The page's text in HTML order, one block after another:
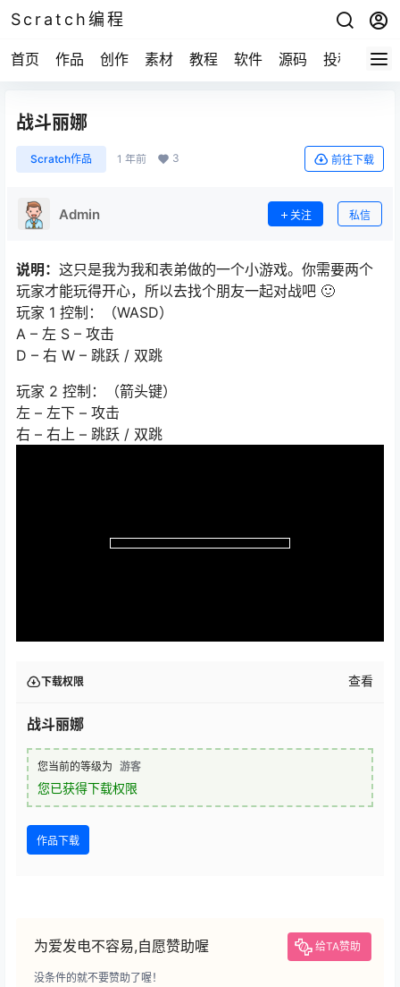
Scratch编程
首页 作品 创作 素材 教程 软件 源码 投稿 关于
战斗丽娜
Scratch作品 1 年前 3 前往下载
Admin 关注 私信
说明： 这只是我为我和表弟做的一个小游戏。你需要两个
玩家才能玩得开心，所以去找个朋友一起对战吧 🙂
玩家 1 控制：（WASD）
A – 左 S – 攻击
D – 右 W – 跳跃 / 双跳
玩家 2 控制：（箭头键）
左 – 左下 – 攻击
右 – 右上 – 跳跃 / 双跳
下载权限 查看
战斗丽娜
您当前的等级为 游客
您已获得下载权限
作品下载
为爱发电不容易,自愿赞助喔 给TA赞助
没条件的就不要赞助了喔！